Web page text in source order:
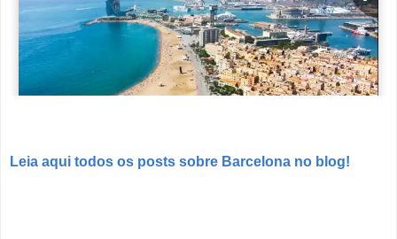
Leia aqui todos os posts sobre Barcelona no blog!